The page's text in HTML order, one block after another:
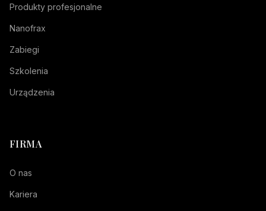
Produkty profesjonalne
Nanofrax
Zabiegi
Szkolenia
Urządzenia
FIRMA
O nas
Kariera